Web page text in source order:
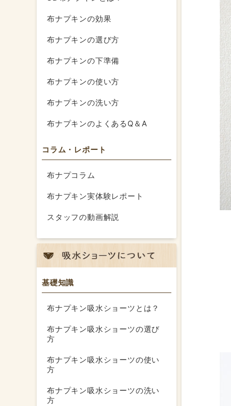
布ナプキンの効果
布ナプキンの選び方
布ナプキンの下準備
布ナプキンの使い方
布ナプキンの洗い方
布ナプキンのよくあるQ＆A
コラム・レポート
布ナプコラム
布ナプキン実体験レポート
スタッフの動画解説
基礎知識
布ナプキン吸水ショーツとは？
布ナプキン吸水ショーツの選び
方
布ナプキン吸水ショーツの使い
方
布ナプキン吸水ショーツの洗い
方